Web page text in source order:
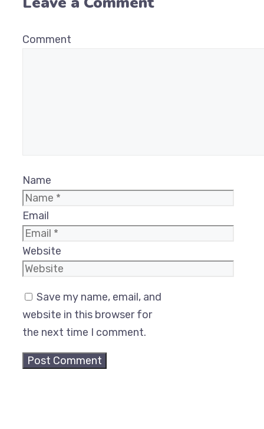
Comment
Name
Email
Website
Save my name, email, and
website in this browser for
the next time I comment.